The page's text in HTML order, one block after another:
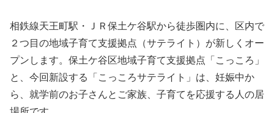
相鉄線天王町駅・ＪＲ保土ケ谷駅から徒歩圏内に、区内で
２つ目の地域子育て支援拠点（サテライト）が新しくオー
プンします。保土ケ谷区地域子育て支援拠点「こっころ」
と、今回新設する「こっころサテライト」は、妊娠中か
ら、就学前のお子さんとご家族、子育てを応援する人の居